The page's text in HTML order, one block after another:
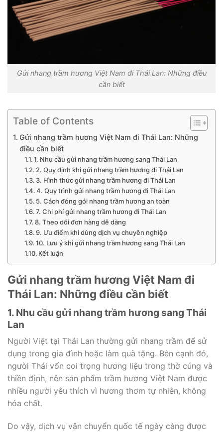
Gửi nhang trầm hương Việt Nam đi Thái Lan: Những điều
cần biết
Table of Contents
Gửi nhang trầm hương Việt Nam đi Thái Lan: Những
điều cần biết
1. Nhu cầu gửi nhang trầm hương sang Thái Lan
2. Quy định khi gửi nhang trầm hương đi Thái Lan
3. Hình thức gửi nhang trầm hương đi Thái Lan
4. Quy trình gửi nhang trầm hương đi Thái Lan
5. Cách đóng gói nhang trầm hương an toàn
7. Chi phí gửi nhang trầm hương đi Thái Lan
8. Theo dõi đơn hàng dễ dàng
9. Ưu điểm khi dùng dịch vụ chuyên nghiệp
10. Lưu ý khi gửi nhang trầm hương sang Thái Lan
Kết luận
Gửi nhang trầm hương Việt Nam đi
Thái Lan: Những điều cần biết
1. Nhu cầu gửi nhang trầm hương sang Thái
Lan
Người Việt tại Thái Lan thường gửi nhang trầm để sử
dụng trong gia đình hoặc làm quà tặng. Bên cạnh đó,
người Thái vốn coi trọng hương liệu trong thờ cúng và
thiền định, nên sản phẩm trầm hương Việt Nam được
nhiều người yêu thích vì hương thơm tự nhiên, không
hóa chất.
Do vậy, dịch vụ vận chuyển quốc tế ngày càng được